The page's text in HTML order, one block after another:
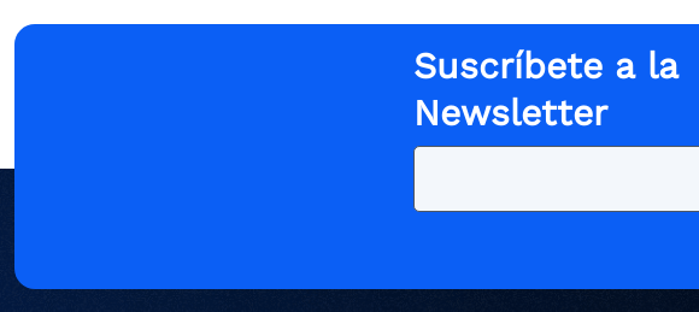
Suscríbete a la
Newsletter